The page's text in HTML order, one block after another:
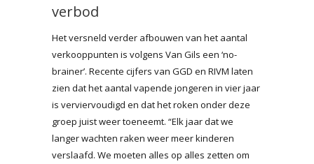
verbod
Het versneld verder afbouwen van het aantal
verkooppunten is volgens Van Gils een ‘no-
brainer’. Recente cijfers van GGD en RIVM laten
zien dat het aantal vapende jongeren in vier jaar
is verviervoudigd en dat het roken onder deze
groep juist weer toeneemt. “Elk jaar dat we
langer wachten raken weer meer kinderen
verslaafd. We moeten alles op alles zetten om